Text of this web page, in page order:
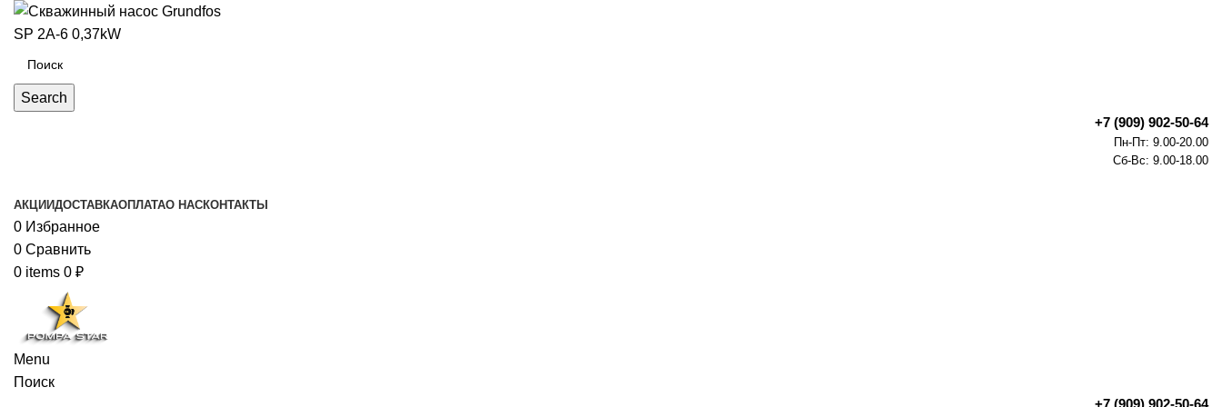
Search
+7 (909) 902-50-64
Пн-Пт: 9.00-20.00
Сб-Вс: 9.00-18.00
АКЦИИДОСТАВКАОПЛАТАО НАСКОНТАКТЫ
0 Избранное
0 Сравнить
0 items 0 ₽
Menu
Поиск